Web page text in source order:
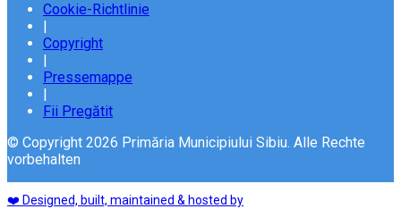
Cookie-Richtlinie
Copyright
Pressemappe
Fii Pregătit
© Copyright 2026 Primăria Municipiului Sibiu. Alle Rechte
vorbehalten
❤️ Designed, built, maintained & hosted by